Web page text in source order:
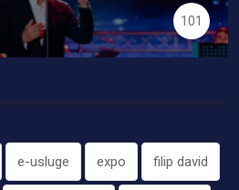
101
e-usluge expo filip david